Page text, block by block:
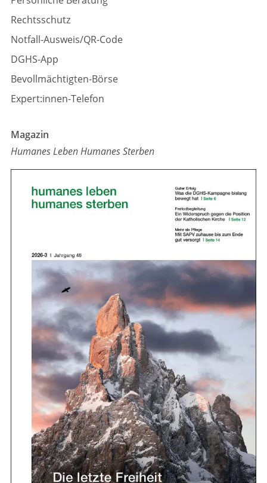
Rechtsschutz
Notfall-Ausweis/QR-Code
DGHS-App
Bevollmächtigten-Börse
Expert:innen-Telefon
Magazin
Humanes Leben Humanes Sterben